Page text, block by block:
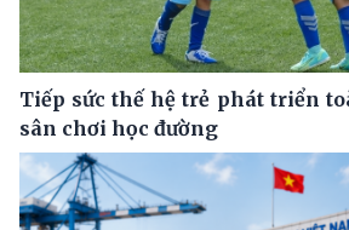
Tiếp sức thế hệ trẻ phát triển
sân chơi học đường